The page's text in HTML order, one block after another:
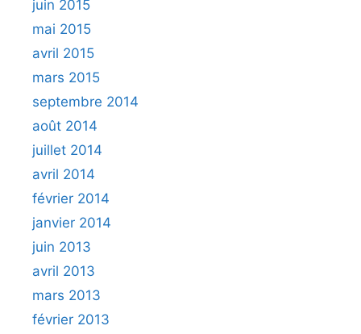
juin 2015
mai 2015
avril 2015
mars 2015
septembre 2014
août 2014
juillet 2014
avril 2014
février 2014
janvier 2014
juin 2013
avril 2013
mars 2013
février 2013